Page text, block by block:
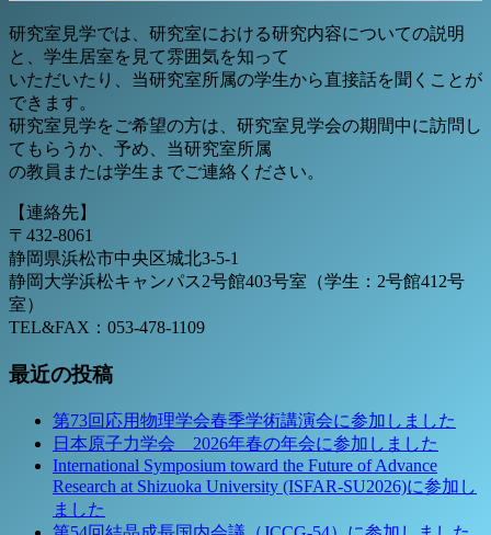
研究室見学では、研究室における研究内容についての説明
と、学生居室を見て雰囲気を知って
いただいたり、当研究室所属の学生から直接話を聞くことが
できます。
研究室見学をご希望の方は、研究室見学会の期間中に訪問し
てもらうか、予め、当研究室所属
の教員または学生までご連絡ください。
【連絡先】
〒432-8061
静岡県浜松市中央区城北3-5-1
静岡大学浜松キャンパス2号館403号室（学生：2号館412号
室）
TEL&FAX：053-478-1109
最近の投稿
第73回応用物理学会春季学術講演会に参加しました
日本原子力学会 2026年春の年会に参加しました
International Symposium toward the Future of Advance
Research at Shizuoka University (ISFAR-SU2026)に参加し
ました